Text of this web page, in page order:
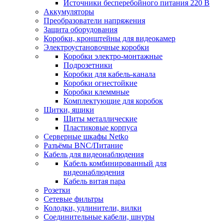
Источники бесперебойного питания 220 В
Аккумуляторы
Преобразователи напряжения
Защита оборудования
Коробки, кронштейны для видеокамер
Электроустановочные коробки
Коробки электро-монтажные
Подрозетники
Коробки для кабель-канала
Коробки огнестойкие
Коробки клеммные
Комплектующие для коробок
Щитки, ящики
Щиты металлические
Пластиковые корпуса
Серверные шкафы Netko
Разъёмы BNC/Питание
Кабель для видеонаблюдения
Кабель комбинированный для
видеонаблюдения
Кабель витая пара
Розетки
Сетевые фильтры
Колодки, удлинители, вилки
Соединительные кабели, шнуры